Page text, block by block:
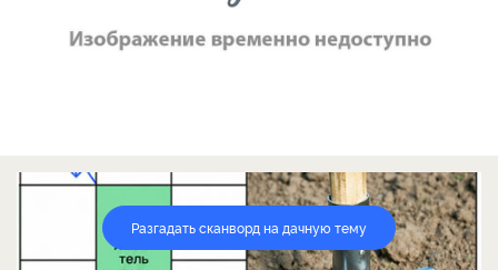
Разгадать сканворд на дачную тему